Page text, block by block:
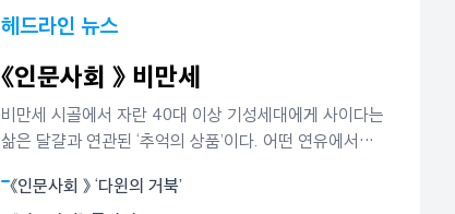
헤드라인 뉴스
《인문사회 》 비만세
비만세 시골에서 자란 40대 이상 기성세대에게 사이다는
삶은 달걀과 연관된 ‘추억의 상품’이다. 어떤 연유에서인
은 달걀과 떼려야 뗄 수 없는 ‘실과 바늘’ 같은 존재였다.
《인문사회 》 ‘다윈의 거북’